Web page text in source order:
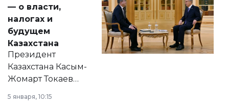
— о власти,
налогах и
будущем
Казахстана
Президент
Казахстана Касым-
Жомарт Токаев
сразу несколько
5 января, 10:15